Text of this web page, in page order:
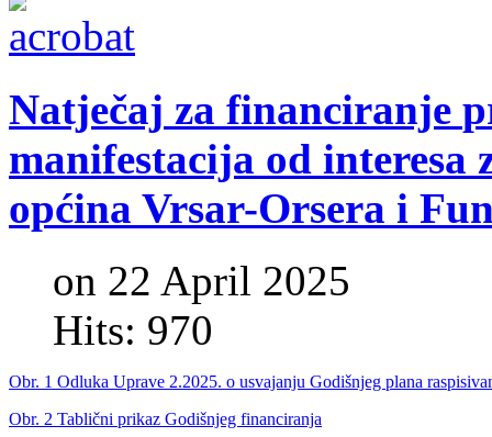
Natječaj za financiranje
manifestacija od interesa
općina Vrsar-Orsera i
on 22 April 2025
Hits: 970
Obr. 1 Odluka Uprave 2.2025. o usvajanju Godišnjeg plana
Obr. 2 Tablični prikaz Godišnjeg financiranja